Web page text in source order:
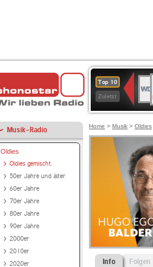
Top 10
Zuletzt
4
Musik-Radio
Oldies
Oldies gemischt
50er Jahre und älter
60er Jahre
70er Jahre
80er Jahre
90er Jahre
2000er
2010er
2020er
Home > Musik > Oldies
Info Folgen